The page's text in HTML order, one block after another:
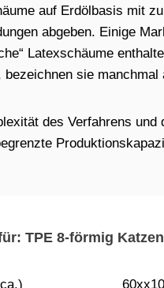
auf Erdölbasis mit
abgeben. Einige
Latexschäume
bezeichnen sie
des Verfahrens
TPE 8-förmig